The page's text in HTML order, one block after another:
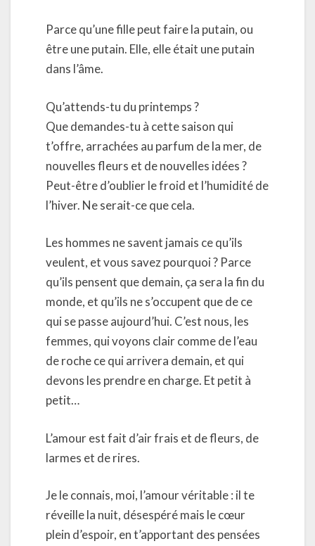
Parce qu’une fille peut faire la putain, ou
être une putain. Elle, elle était une putain
dans l’âme.
Qu’attends-tu du printemps ?
Que demandes-tu à cette saison qui
t’offre, arrachées au parfum de la mer, de
nouvelles fleurs et de nouvelles idées ?
Peut-être d’oublier le froid et l’humidité de
l’hiver. Ne serait-ce que cela.
Les hommes ne savent jamais ce qu’ils
veulent, et vous savez pourquoi ? Parce
qu’ils pensent que demain, ça sera la fin du
monde, et qu’ils ne s’occupent que de ce
qui se passe aujourd’hui. C’est nous, les
femmes, qui voyons clair comme de l’eau
de roche ce qui arrivera demain, et qui
devons les prendre en charge. Et petit à
petit…
L’amour est fait d’air frais et de fleurs, de
larmes et de rires.
Je le connais, moi, l’amour véritable : il te
réveille la nuit, désespéré mais le cœur
plein d’espoir, en t’apportant des pensées